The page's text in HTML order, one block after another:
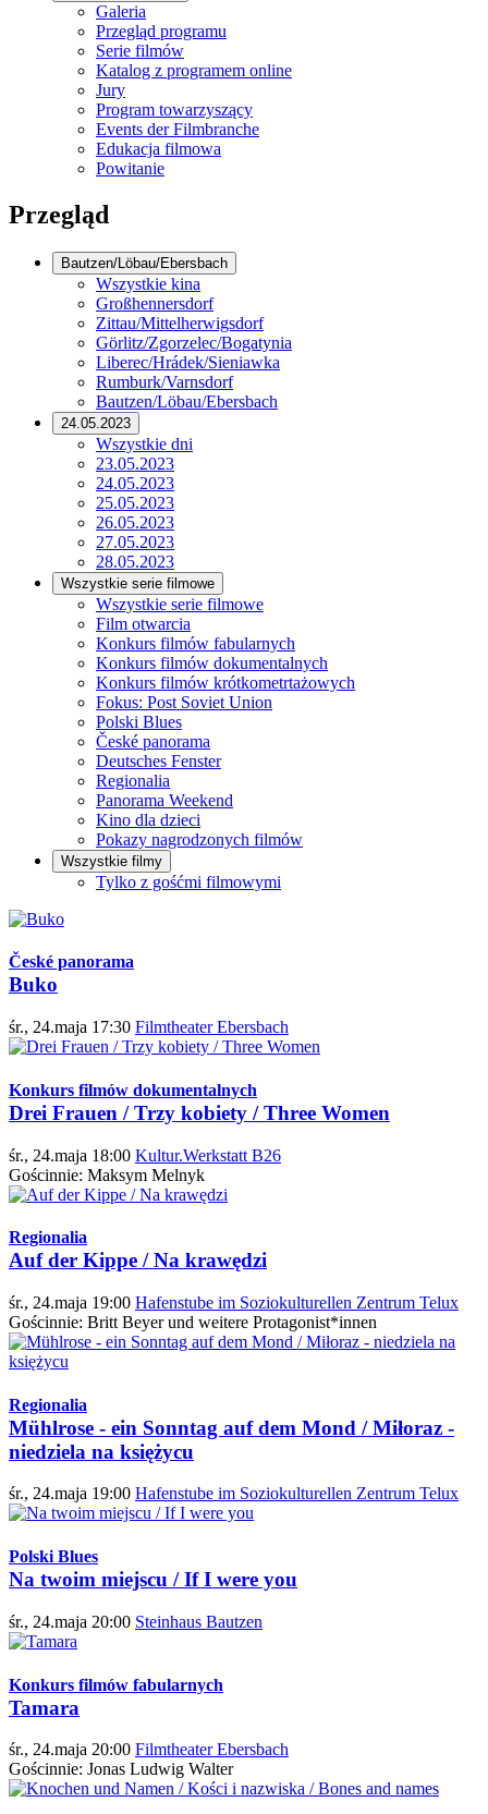
Galeria
Przegląd programu
Serie filmów
Katalog z programem online
Jury
Program towarzyszący
Events der Filmbranche
Edukacja filmowa
Powitanie
Przegląd
Bautzen/Löbau/Ebersbach
Wszystkie kina
Großhennersdorf
Zittau/Mittelherwigsdorf
Görlitz/Zgorzelec/Bogatynia
Liberec/Hrádek/Sieniawka
Rumburk/Varnsdorf
Bautzen/Löbau/Ebersbach
24.05.2023
Wszystkie dni
23.05.2023
24.05.2023
25.05.2023
26.05.2023
27.05.2023
28.05.2023
Wszystkie serie filmowe
Wszystkie serie filmowe
Film otwarcia
Konkurs filmów fabularnych
Konkurs filmów dokumentalnych
Konkurs filmów krótkometrtażowych
Fokus: Post Soviet Union
Polski Blues
České panorama
Deutsches Fenster
Regionalia
Panorama Weekend
Kino dla dzieci
Pokazy nagrodzonych filmów
Wszystkie filmy
Tylko z gośćmi filmowymi
České panorama
Buko
śr., 24.maja 17:30 Filmtheater Ebersbach
Konkurs filmów dokumentalnych
Drei Frauen / Trzy kobiety / Three Women
śr., 24.maja 18:00 Kultur.Werkstatt B26
Gościnnie: Maksym Melnyk
Regionalia
Auf der Kippe / Na krawędzi
śr., 24.maja 19:00 Hafenstube im Soziokulturellen Zentrum Telux
Gościnnie: Britt Beyer und weitere Protagonist*innen
Regionalia
Mühlrose - ein Sonntag auf dem Mond / Miłoraz -
niedziela na księżycu
śr., 24.maja 19:00 Hafenstube im Soziokulturellen Zentrum Telux
Polski Blues
Na twoim miejscu / If I were you
śr., 24.maja 20:00 Steinhaus Bautzen
Konkurs filmów fabularnych
Tamara
śr., 24.maja 20:00 Filmtheater Ebersbach
Gościnnie: Jonas Ludwig Walter